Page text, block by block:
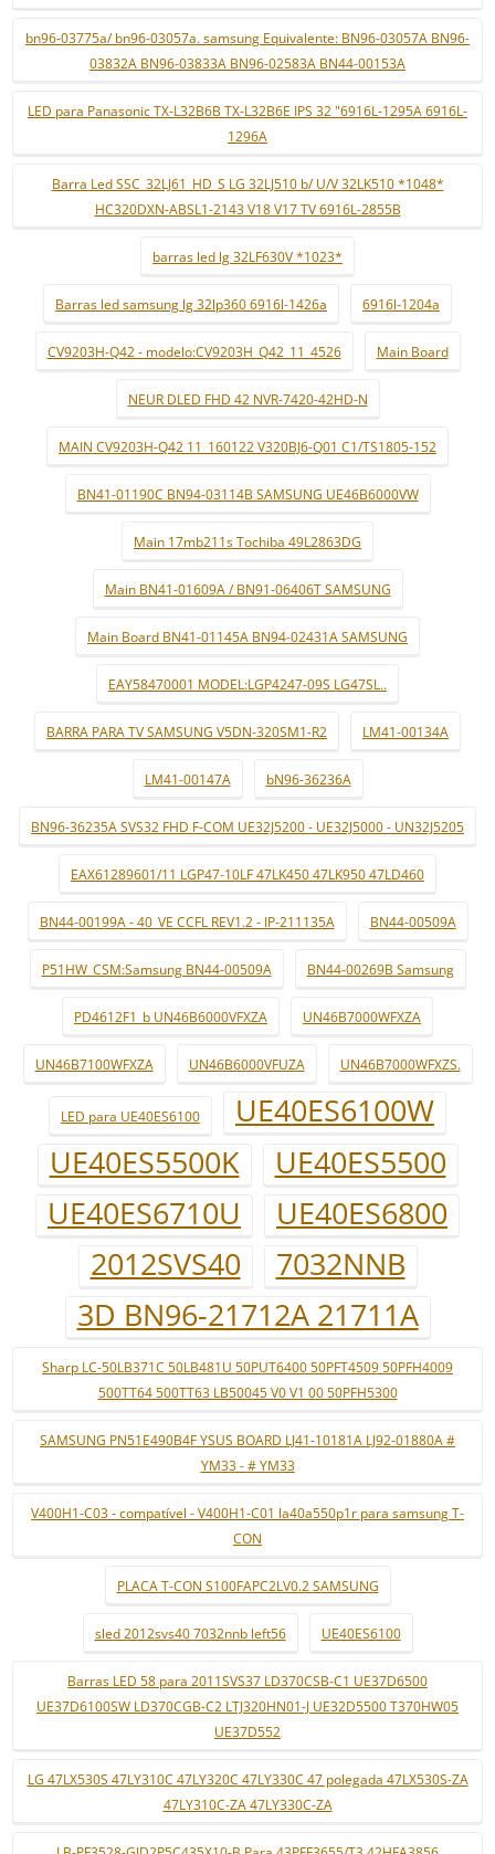
bn96-03775a/ bn96-03057a. samsung Equivalente: BN96-03057A BN96-
03832A BN96-03833A BN96-02583A BN44-00153A
LED para Panasonic TX-L32B6B TX-L32B6E IPS 32 "6916L-1295A 6916L-
1296A
Barra Led SSC_32LJ61_HD_S LG 32LJ510 b/ U/V 32LK510 *1048*
HC320DXN-ABSL1-2143 V18 V17 TV 6916L-2855B
barras led lg 32LF630V *1023*
Barras led samsung lg 32lp360 6916l-1426a 6916l-1204a
CV9203H-Q42 - modelo:CV9203H_Q42_11_4526 Main Board
NEUR DLED FHD 42 NVR-7420-42HD-N
MAIN CV9203H-Q42 11_160122 V320BJ6-Q01 C1/TS1805-152
BN41-01190C BN94-03114B SAMSUNG UE46B6000VW
Main 17mb211s Tochiba 49L2863DG
Main BN41-01609A / BN91-06406T SAMSUNG
Main Board BN41-01145A BN94-02431A SAMSUNG
EAY58470001 MODEL:LGP4247-09S LG47SL..
BARRA PARA TV SAMSUNG V5DN-320SM1-R2 LM41-00134A
LM41-00147A bN96-36236A
BN96-36235A SVS32 FHD F-COM UE32J5200 - UE32J5000 - UN32J5205
EAX61289601/11 LGP47-10LF 47LK450 47LK950 47LD460
BN44-00199A - 40_VE CCFL REV1.2 - IP-211135A BN44-00509A
P51HW_CSM:Samsung BN44-00509A BN44-00269B Samsung
PD4612F1_b UN46B6000VFXZA UN46B7000WFXZA
UN46B7100WFXZA UN46B6000VFUZA UN46B7000WFXZS.
LED para UE40ES6100
UE40ES6100W
UE40ES5500K
UE40ES5500
UE40ES6710U
UE40ES6800
2012SVS40
7032NNB
3D BN96-21712A 21711A
Sharp LC-50LB371C 50LB481U 50PUT6400 50PFT4509 50PFH4009
500TT64 500TT63 LB50045 V0 V1 00 50PFH5300
SAMSUNG PN51E490B4F YSUS BOARD LJ41-10181A LJ92-01880A #
YM33 - # YM33
V400H1-C03 - compatível - V400H1-C01 la40a550p1r para samsung T-
CON
PLACA T-CON S100FAPC2LV0.2 SAMSUNG
sled 2012svs40 7032nnb left56 UE40ES6100
Barras LED 58 para 2011SVS37 LD370CSB-C1 UE37D6500
UE37D6100SW LD370CGB-C2 LTJ320HN01-J UE32D5500 T370HW05
UE37D552
LG 47LX530S 47LY310C 47LY320C 47LY330C 47 polegada 47LX530S-ZA
47LY310C-ZA 47LY330C-ZA